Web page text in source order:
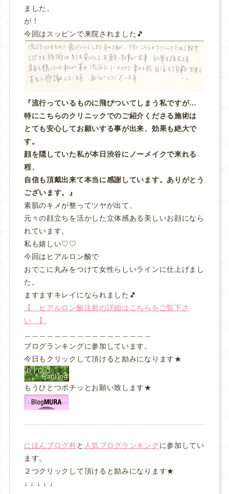
ました。
が！
今回はスッピンで来院されました🎵
『流行っているものに飛びついてしまう私ですが…
特にこちらのクリニックでのご紹介くださる施術は
とても安心してお願いする事が出来、効果も絶大で
す。
顔を隠していた私が本日渋谷にノーメイクで来れる
程、
自信も頂戴出来て本当に感謝しています。ありがとう
ございます。』
素肌のキメが整ってツヤが出て、
元々の顔立ちを活かした立体感ある美しいお顔になら
れています。
私も嬉しい♡♡
今回はヒアルロン酸で
おでこに丸みをつけて女性らしいラインに仕上げまし
た。
ますますキレイになられました🎵
【 ヒアルロン酸注射の詳細はこちらをご覧下さ
い 】
ブログランキングに参加しています。
今日もクリックして頂けると励みになります★
もうひとつポチッとお願い致します★
にほんブログ村と 人気ブログランキングに参加してい
ます。
２つクリックして頂けると励みになります★
↓ ↓ ↓ ↓ ↓